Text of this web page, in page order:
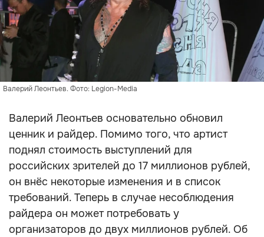
Валерий Леонтьев. Фото: Legion-Media
Валерий Леонтьев основательно обновил
ценник и райдер. Помимо того, что артист
поднял стоимость выступлений для
российских зрителей до 17 миллионов рублей,
он внёс некоторые изменения и в список
требований. Теперь в случае несоблюдения
райдера он может потребовать у
организаторов до двух миллионов рублей. Об